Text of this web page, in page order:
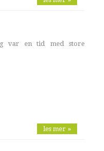
var en tid med store
les mer »